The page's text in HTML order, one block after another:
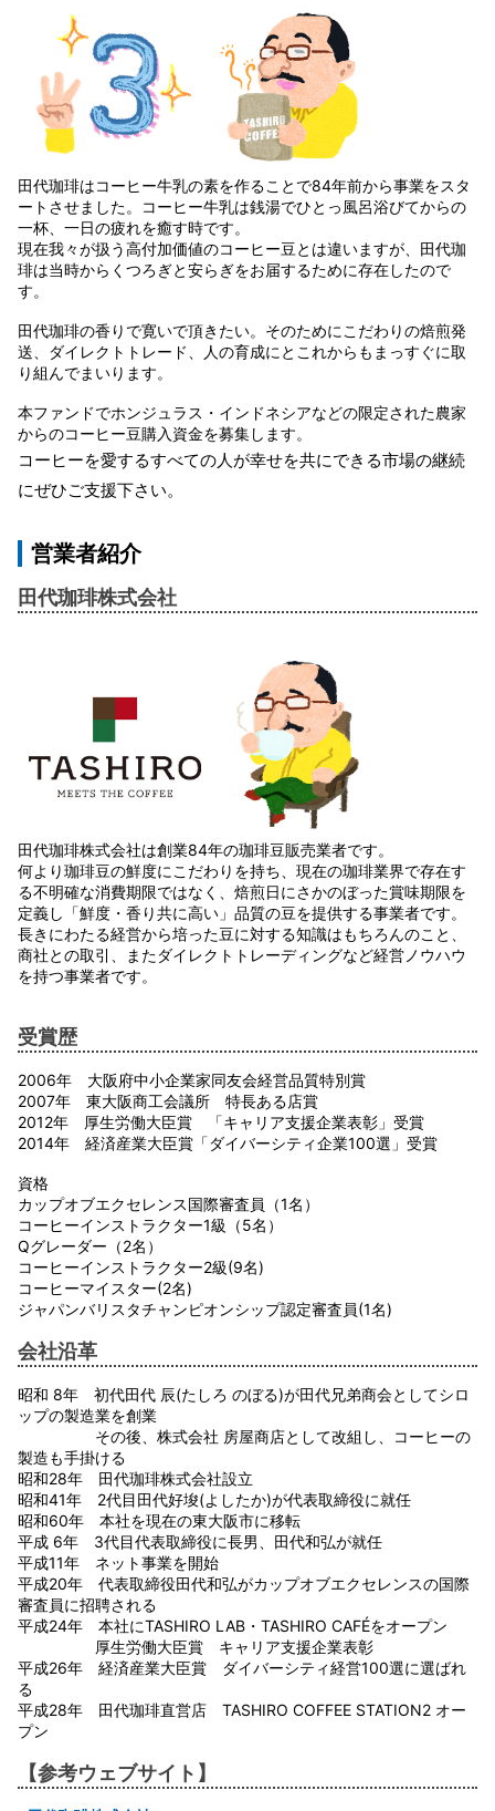
田代珈琲はコーヒー牛乳の素を作ることで84年前から事業をスタ
ートさせました。コーヒー牛乳は銭湯でひとっ風呂浴びてからの
一杯、一日の疲れを癒す時です。
現在我々が扱う高付加価値のコーヒー豆とは違いますが、田代珈
琲は当時からくつろぎと安らぎをお届するために存在したので
す。
田代珈琲の香りで寛いで頂きたい。そのためにこだわりの焙煎発
送、ダイレクトトレード、人の育成にとこれからもまっすぐに取
り組んでまいります。
本ファンドでホンジュラス・インドネシアなどの限定された農家
からのコーヒー豆購入資金を募集します。
コーヒーを愛するすべての人が幸せを共にできる市場の継続
にぜひご支援下さい。
営業者紹介
田代珈琲株式会社
田代珈琲株式会社は創業84年の珈琲豆販売業者です。
何より珈琲豆の鮮度にこだわりを持ち、現在の珈琲業界で存在す
る不明確な消費期限ではなく、焙煎日にさかのぼった賞味期限を
定義し「鮮度・香り共に高い」品質の豆を提供する事業者です。
長きにわたる経営から培った豆に対する知識はもちろんのこと、
商社との取引、またダイレクトトレーディングなど経営ノウハウ
を持つ事業者です。
受賞歴
2006年 大阪府中小企業家同友会経営品質特別賞
2007年 東大阪商工会議所 特長ある店賞
2012年 厚生労働大臣賞 「キャリア支援企業表彰」受賞
2014年 経済産業大臣賞「ダイバーシティ企業100選」受賞
資格
カップオブエクセレンス国際審査員（1名）
コーヒーインストラクター1級（5名）
Qグレーダー（2名）
コーヒーインストラクター2級(9名)
コーヒーマイスター(2名)
ジャパンバリスタチャンピオンシップ認定審査員(1名)
会社沿革
昭和 8年 初代田代 辰(たしろ のぼる)が田代兄弟商会としてシロ
ップの製造業を創業
その後、株式会社 房屋商店として改組し、コーヒーの
製造も手掛ける
昭和28年 田代珈琲株式会社設立
昭和41年 2代目田代好埈(よしたか)が代表取締役に就任
昭和60年 本社を現在の東大阪市に移転
平成 6年 3代目代表取締役に長男、田代和弘が就任
平成11年 ネット事業を開始
平成20年 代表取締役田代和弘がカップオブエクセレンスの国際
審査員に招聘される
平成24年 本社にTASHIRO LAB・TASHIRO CAFÉをオープン
厚生労働大臣賞 キャリア支援企業表彰
平成26年 経済産業大臣賞 ダイバーシティ経営100選に選ばれ
る
平成28年 田代珈琲直営店 TASHIRO COFFEE STATION2 オー
プン
【参考ウェブサイト】